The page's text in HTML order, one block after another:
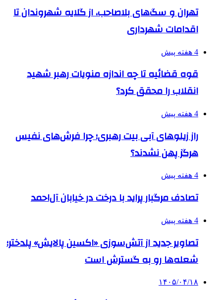
تهران و سگ‌های بلاصاحب، از گلایه شهروندان تا
اقدامات شهرداری
4 هفته پیش
قوه قضائیه تا چه اندازه منویات رهبر شهید
انقلاب را محقق کرد؟
4 هفته پیش
راز زیلوهای آبی بیت رهبری؛ چرا فرش‌های نفیس
هرگز پهن نشدند؟
4 هفته پیش
تصادف مرگبار پراید با درخت در خیابان آل‌احمد
4 هفته پیش
تصاویر جدید از آتش‌سوزی «اکسین پالایش» پلدختر؛
شعله‌ها رو به گسترش است
۱۴۰۵/۰۴/۱۸